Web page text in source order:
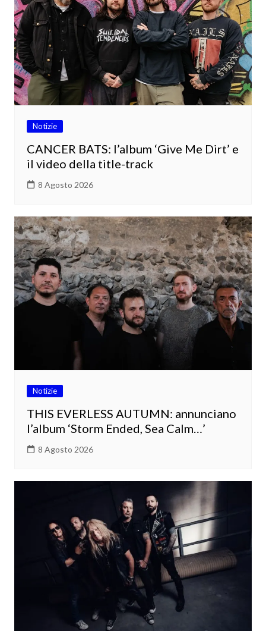
Notizie
CANCER BATS: l’album ‘Give Me Dirt’ e
il video della title-track
8 Agosto 2026
Notizie
THIS EVERLESS AUTUMN: annunciano
l’album ‘Storm Ended, Sea Calm…’
8 Agosto 2026